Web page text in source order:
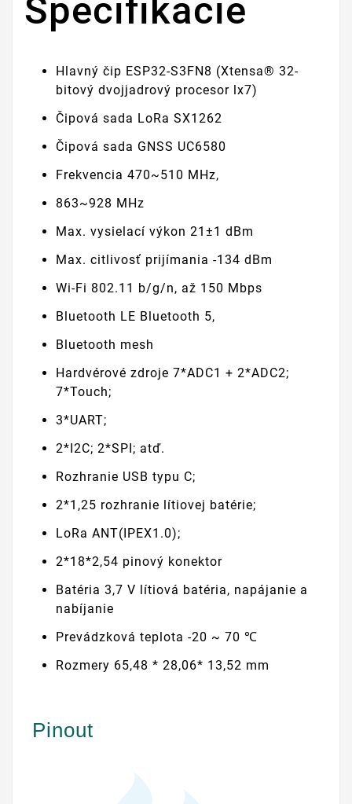
Špecifikácie
Hlavný čip ESP32-S3FN8 (Xtensa® 32-
bitový dvojjadrový procesor lx7)
Čipová sada LoRa SX1262
Čipová sada GNSS UC6580
Frekvencia 470~510 MHz,
863~928 MHz
Max. vysielací výkon 21±1 dBm
Max. citlivosť prijímania -134 dBm
Wi-Fi 802.11 b/g/n, až 150 Mbps
Bluetooth LE Bluetooth 5,
Bluetooth mesh
Hardvérové zdroje 7*ADC1 + 2*ADC2;
7*Touch;
3*UART;
2*I2C; 2*SPI; atď.
Rozhranie USB typu C;
2*1,25 rozhranie lítiovej batérie;
LoRa ANT(IPEX1.0);
2*18*2,54 pinový konektor
Batéria 3,7 V lítiová batéria, napájanie a
nabíjanie
Prevádzková teplota -20 ~ 70 ℃
Rozmery 65,48 * 28,06* 13,52 mm
Pinout